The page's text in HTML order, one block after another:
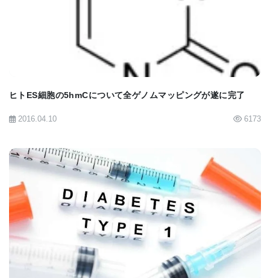
復を促進する機序をさらによく解明することを重点
質が有望だとしている｡同研究チームは､14-3-3タン
パク質とGCN1の物理的結合がfusicoccin-Aによる軸
索成長の重要な因子になっていることを突き止めて
標的医薬として採用できるかどうかテストすること
ができる｡Fournier博士は､｢私たちの研究で軸索再生
を促進する低分子ファミリーが突き止められており､
このファミリーが将来的に優れた創薬候補になるこ
とが考えられる｡この分野では損傷軸索治療法を見つ
け､軸索修復を刺激する標的医薬を発見することに苦
労しているだけに、今回の研究成果は大きな前進だ｣
ヒトES細胞の5hmCについて全ゲノムマッピングが遂に完了
2016.04.10 6173
BIOMARKET JP